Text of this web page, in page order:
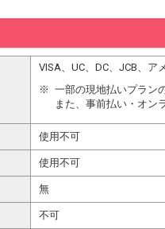
VISA、UC、DC、JCB、
一部の現地払いプラン
また、事前払い・オン
使用不可
使用不可
無
不可